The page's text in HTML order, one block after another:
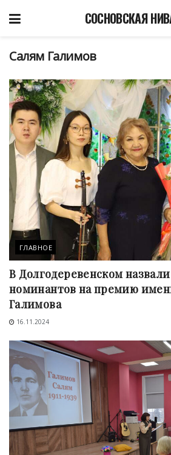
СОСНОВСКАЯ
Салям Галимов
ГЛАВНОЕ
В Долгодеревенском
номинантов на премию
Галимова
16.11.2024